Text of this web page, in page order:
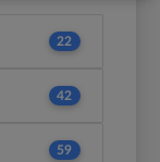
22
42
59